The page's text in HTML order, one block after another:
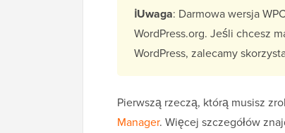
ℹ️Uwaga: Darmowa wersja
WordPress.org. Jeśli chcesz
WordPress, zalecamy
Pierwszą rzeczą, którą musisz
Manager. Więcej szczegółów